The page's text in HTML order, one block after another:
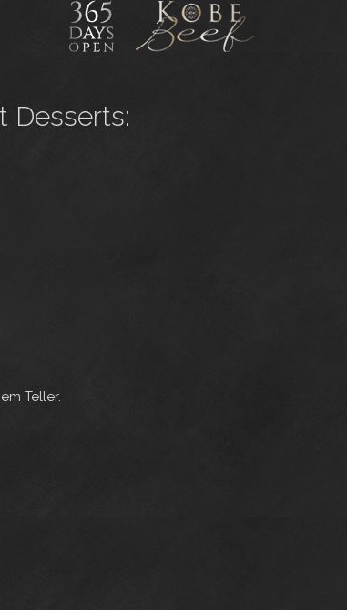
Desserts:
Teller.